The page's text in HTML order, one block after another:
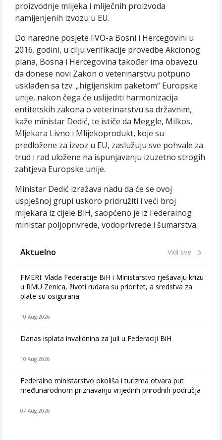
proizvodnje mlijeka i mliječnih proizvoda
namijenjenih izvozu u EU.
Do naredne posjete FVO-a Bosni i Hercegovini u
2016. godini, u cilju verifikacije provedbe Akcionog
plana, Bosna i Hercegovina također ima obavezu
da donese novi Zakon o veterinarstvu potpuno
usklađen sa tzv. „higijenskim paketom“ Europske
unije, nakon čega će uslijediti harmonizacija
entitetskih zakona o veterinarstvu sa državnim,
kaže ministar Dedić, te ističe da Meggle, Milkos,
Mljekara Livno i Mlijekoprodukt, koje su
predložene za izvoz u EU, zaslužuju sve pohvale za
trud i rad uložene na ispunjavanju izuzetno strogih
zahtjeva Europske unije.
Ministar Dedić izražava nadu da će se ovoj
uspješnoj grupi uskoro pridružiti i veći broj
mljekara iz cijele BiH, saopćeno je iz Federalnog
ministar poljoprivrede, vodoprivrede i šumarstva.
Aktuelno Vidi sve
FMERI: Vlada Federacije BiH i Ministarstvo rješavaju krizu
u RMU Zenica, životi rudara su prioritet, a sredstva za
plate su osigurana
10 Aug 2026
Danas isplata invalidnina za juli u Federaciji BiH
10 Aug 2026
Federalno ministarstvo okoliša i turizma otvara put
međunarodnom priznavanju vrijednih prirodnih područja
07 Aug 2026